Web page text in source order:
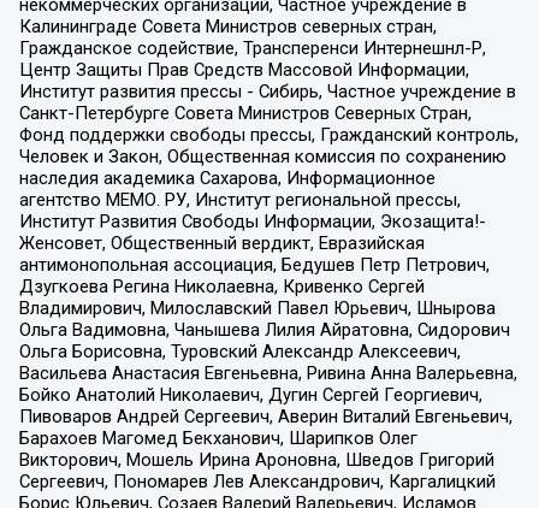
некоммерческих организаций, Частное учреждение в
Калининграде Совета Министров северных стран,
Гражданское содействие, Трансперенси Интернешнл-Р,
Центр Защиты Прав Средств Массовой Информации,
Институт развития прессы - Сибирь, Частное учреждение в
Санкт-Петербурге Совета Министров Северных Стран,
Фонд поддержки свободы прессы, Гражданский контроль,
Человек и Закон, Общественная комиссия по сохранению
наследия академика Сахарова, Информационное
агентство МЕМО. РУ, Институт региональной прессы,
Институт Развития Свободы Информации, Экозащита!-
Женсовет, Общественный вердикт, Евразийская
антимонопольная ассоциация, Бедушев Петр Петрович,
Дзугкоева Регина Николаевна, Кривенко Сергей
Владимирович, Милославский Павел Юрьевич, Шнырова
Ольга Вадимовна, Чанышева Лилия Айратовна, Сидорович
Ольга Борисовна, Туровский Александр Алексеевич,
Васильева Анастасия Евгеньевна, Ривина Анна Валерьевна,
Бойко Анатолий Николаевич, Дугин Сергей Георгиевич,
Пивоваров Андрей Сергеевич, Аверин Виталий Евгеньевич,
Барахоев Магомед Бекханович, Шарипков Олег
Викторович, Мошель Ирина Ароновна, Шведов Григорий
Сергеевич, Пономарев Лев Александрович, Каргалицкий
Борис Юльевич, Созаев Валерий Валерьевич, Исламов